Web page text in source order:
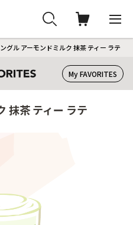
グル アーモンドミルク 抹茶 ティー ラテ
My FAVORITES
抹茶 ティー ラテ